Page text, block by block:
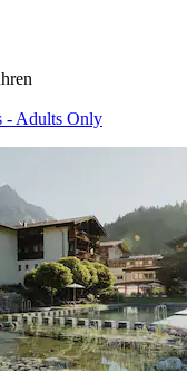
Adults Only